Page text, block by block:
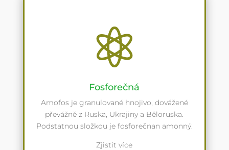

Fosforečná
Amofos je granulované hnojivo, dovážené
převážně z Ruska, Ukrajiny a Běloruska.
Podstatnou složkou je fosforečnan amonný.
Zjistit více